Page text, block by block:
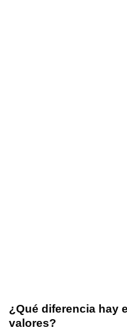
¿Qué diferencia hay
valores?